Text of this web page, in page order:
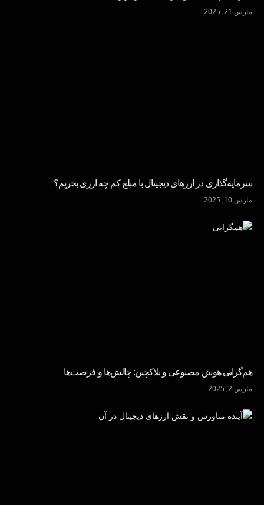
مارس 21, 2025
سرمایه‌گذاری در ارزهای دیجیتال با مبلغ کم چه ارزی بخریم؟
مارس 10, 2025
هم‌گرایی هوش مصنوعی و بلاکچین: چالش‌ها و فرصت‌ها
مارس 2, 2025